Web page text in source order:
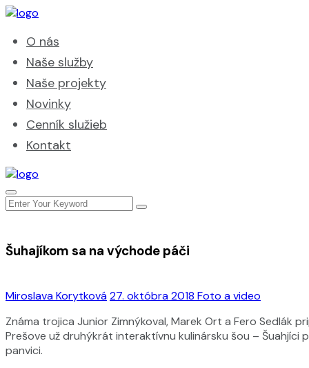
O nás
Naše služby
Naše projekty
Novinky
Cenník služieb
Kontakt
Miroslava Korytková27. októbra 2018 Foto a video
Šuhajíkom sa na východe páči
Známa trojica Junior Zimnýkoval, Marek Ort a Fero Sedlák
Prešove už druhýkrát interaktívnu kulinársku šou – Šuahjíci
panvici.